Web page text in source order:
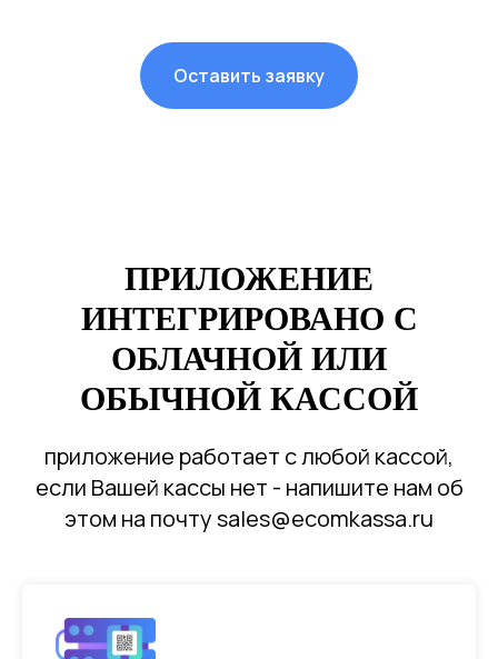
Оставить заявку
ПРИЛОЖЕНИЕ
ИНТЕГРИРОВАНО С
ОБЛАЧНОЙ ИЛИ
ОБЫЧНОЙ КАССОЙ
приложение работает с любой кассой,
если Вашей кассы нет - напишите нам об
этом на почту sales@ecomkassa.ru